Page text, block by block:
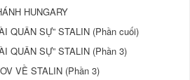
HUNGARY
QUÂN SỰ” STALIN (Phần cuối)
QUÂN SỰ” STALIN (Phần 3)
VỀ STALIN (Phần 3)